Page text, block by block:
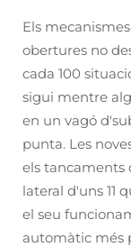
Els
obertures no
cada 100
sigui mentre
en un vagó
punta. Les
els tancaments
lateral d'uns 11
el seu
automàtic més